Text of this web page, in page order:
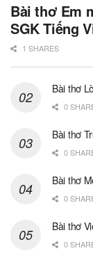
Bài thơ Em
SGK Tiếng
1 SHARES
Bài thơ
0
Bài thơ
0
Bài thơ
0
Bài thơ
0